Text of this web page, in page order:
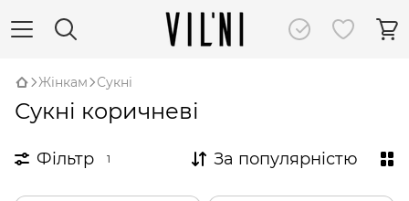
Жінкам Сукні
Сукні коричневі
Фільтр 1 За популярністю